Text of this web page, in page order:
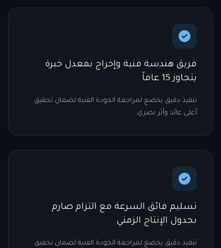
فريق هندسة فنية وإخراج بمعدل خبرة
يتجاوز 15 عاماً
تنفيذ دقيق يخضع لمراجعة الجودة الفنية لضمان تحقيق
أعلى عائد وأثر بصري.
تسليم فائق السرعة مع التزام صارم
بجدول الإنتاج الزمني
تنفيذ دقيق يخضع لمراجعة الجودة الفنية لضمان تحقيق